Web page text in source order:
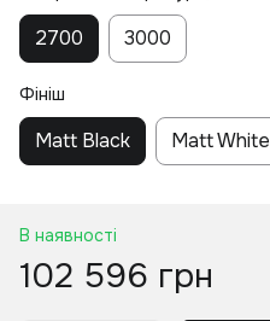
2700 3000
Фініш
Matt Black Matt White
В наявності
102 596 грн